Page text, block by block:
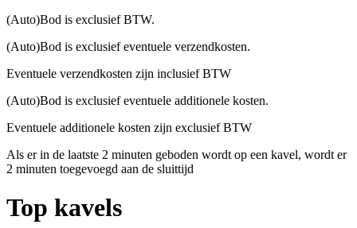
(Auto)Bod is exclusief BTW.
(Auto)Bod is exclusief eventuele verzendkosten.
Eventuele verzendkosten zijn inclusief BTW
(Auto)Bod is exclusief eventuele additionele kosten.
Eventuele additionele kosten zijn exclusief BTW
Als er in de laatste 2 minuten geboden wordt op een kavel, wordt er
2 minuten toegevoegd aan de sluittijd
Top kavels